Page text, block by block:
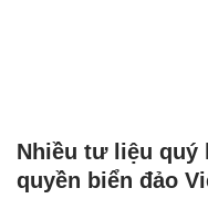
Nhiều tư liệu quý
quyền biển đảo